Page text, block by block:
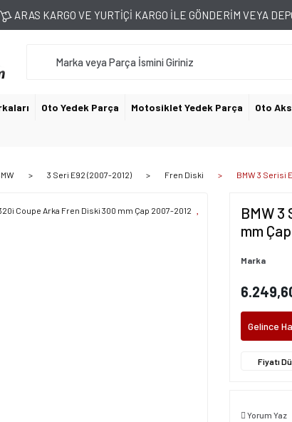
ARAS KARGO VE YURTİÇİ KARGO İLE GÖNDERİM VEYA
Oto Yedek Parça Motosiklet Yedek Parça Oto
3 Seri E92 (2007-2012) Fren Diski BMW 3 Serisi
BMW 3
mm
Marka
Gelince
Fiyatı
Yorum Yaz